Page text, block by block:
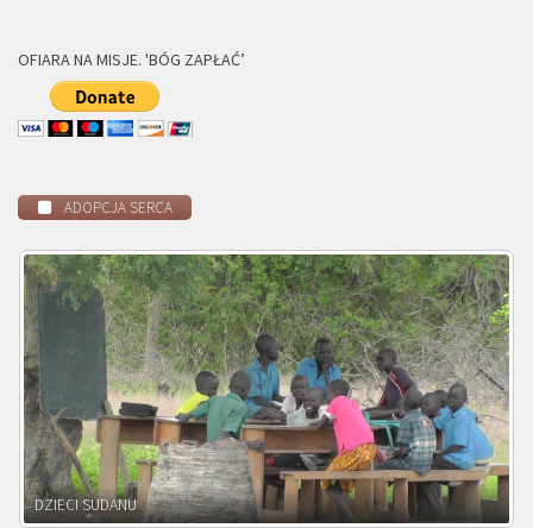
OFIARA NA MISJE. 'BÓG ZAPŁAĆ’
ADOPCJA SERCA
DZIECI ZAMBII